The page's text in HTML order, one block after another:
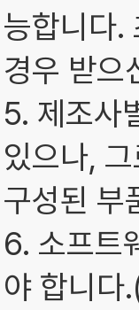
능합니다.
경우 받으
5. 제조사
있으나,
구성된 부
6. 소프트
야 합니다